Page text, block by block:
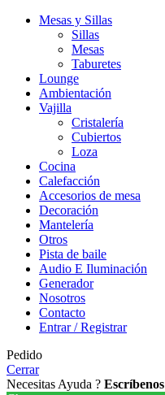
Mesas y Sillas
Sillas
Mesas
Taburetes
Lounge
Ambientación
Vajilla
Cristalería
Cubiertos
Loza
Cocina
Calefacción
Accesorios de mesa
Decoración
Mantelería
Otros
Pista de baile
Audio E Iluminación
Generador
Nosotros
Contacto
Entrar / Registrar
Pedido
Cerrar
Necesitas Ayuda ? Escríbenos